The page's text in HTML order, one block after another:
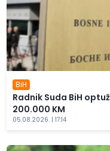
BiH
Radnik Suda BiH
200.000 KM
05.08.2026. | 17:14